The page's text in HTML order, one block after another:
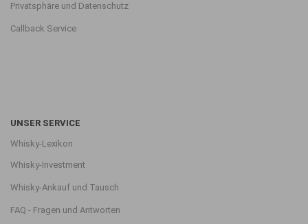
Privatsphäre und Datenschutz
Callback Service
UNSER SERVICE
Whisky-Lexikon
Whisky-Investment
Whisky-Ankauf und Tausch
FAQ - Fragen und Antworten